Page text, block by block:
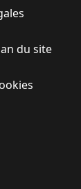
du site